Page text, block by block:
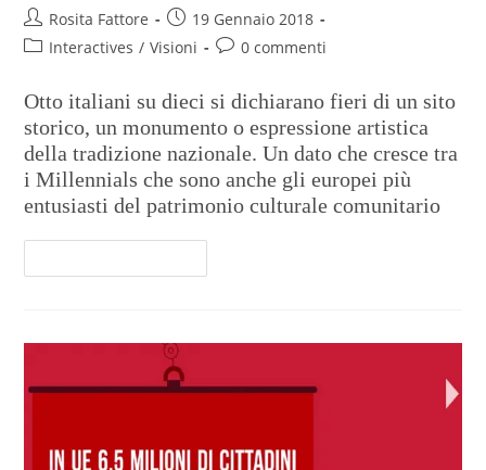
Rosita Fattore
19 Gennaio 2018
Interactives / Visioni 0 commenti
Otto italiani su dieci si dichiarano fieri di un sito
storico, un monumento o espressione artistica
della tradizione nazionale. Un dato che cresce tra
i Millennials che sono anche gli europei più
entusiasti del patrimonio culturale comunitario